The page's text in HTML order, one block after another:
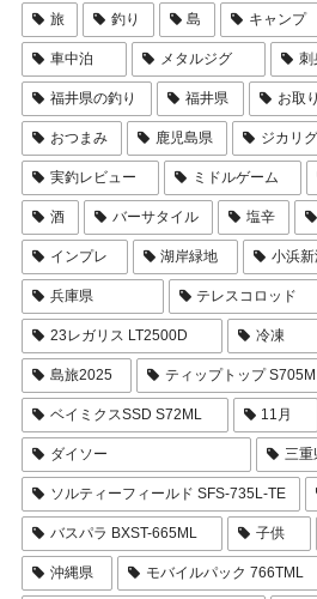
旅 釣り 島 キャンプ
車中泊 メタルジグ 刺
福井県の釣り 福井県 お取
おつまみ 鹿児島県 ジカリグ
実釣レビュー ミドルゲーム
酒 バーサタイル 塩辛
インプレ 湖岸緑地 小浜新
兵庫県 テレスコロッド
23レガリス LT2500D 冷凍
島旅2025 ティップトップ S705M
ベイミクスSSD S72ML 11月
ダイソー 三重
ソルティーフィールド SFS-735L-TE
バスパラ BXST-665ML 子供
沖縄県 モバイルパック 766TML